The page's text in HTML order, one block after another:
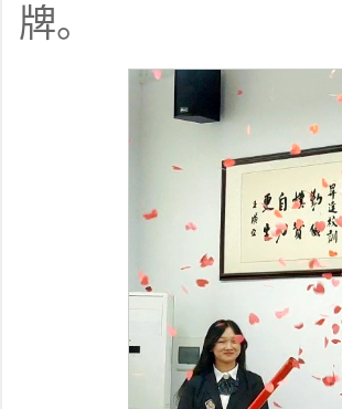
牌。